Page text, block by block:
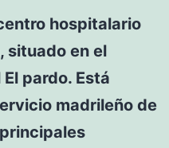
hospitalario
situado en el
pardo. Está
madrileño de